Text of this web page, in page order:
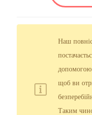
Наш
допомогою
щоб ви
Таким